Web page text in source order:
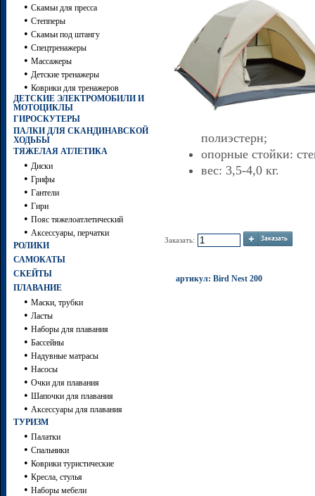
• Скамьи для пресса
• Степперы
• Скамьи под штангу
• Спецтренажеры
• Массажеры
• Детские тренажеры
• Коврики для тренажеров
ДЕТСКИЕ ЭЛЕКТРОМОБИЛИ И
МОТОЦИКЛЫ
ГИРОСКУТЕРЫ
ПАЛКИ ДЛЯ СКАНДИНАВСКОЙ
ХОДЬБЫ
ТЯЖЕЛАЯ АТЛЕТИКА
• Диски
• Грифы
• Гантели
• Гири
• Пояс тяжелоатлетический
• Аксессуары, перчатки
РОЛИКИ
САМОКАТЫ
СКЕЙТЫ
ПЛАВАНИЕ
• Маски, трубки
• Ласты
• Наборы для плавания
• Бассейны
• Надувные матрасы
• Насосы
• Очки для плавания
• Шапочки для плавания
• Аксессуары для плавания
ТУРИЗМ
• Палатки
• Спальники
• Коврики туристические
• Кресла, стулья
• Наборы мебели
полиэстерн;
опорные стойки:
вес: 3,5-4,0 кг.
Заказать:
артикул: Bird Nest 200